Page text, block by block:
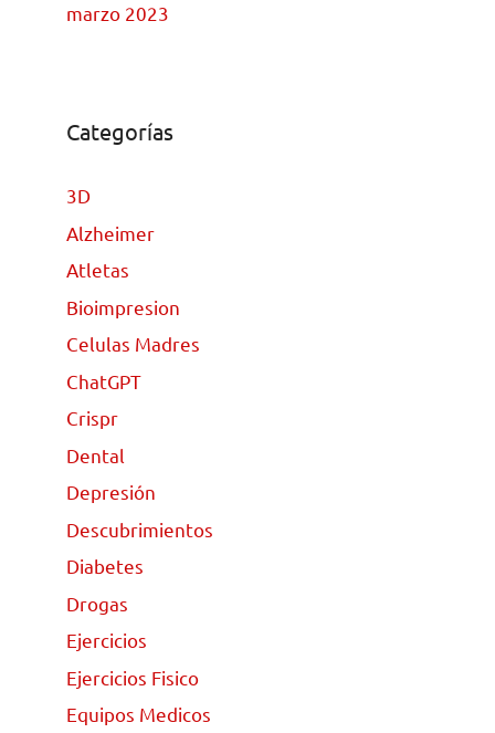
marzo 2023
Categorías
3D
Alzheimer
Atletas
Bioimpresion
Celulas Madres
ChatGPT
Crispr
Dental
Depresión
Descubrimientos
Diabetes
Drogas
Ejercicios
Ejercicios Fisico
Equipos Medicos